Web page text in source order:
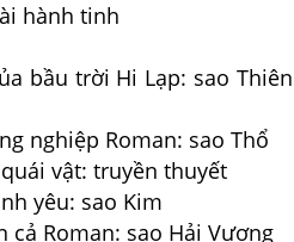
hành tinh
bầu trời Hi Lạp: sao Thiên
nghiệp Roman: sao Thổ
vật: truyền thuyết
yêu: sao Kim
Roman: sao Hải Vương